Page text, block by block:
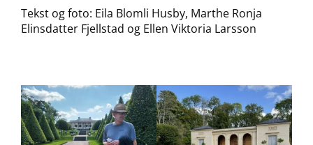
Tekst og foto: Eila Blomli Husby, Marthe Ronja
Elinsdatter Fjellstad og Ellen Viktoria Larsson